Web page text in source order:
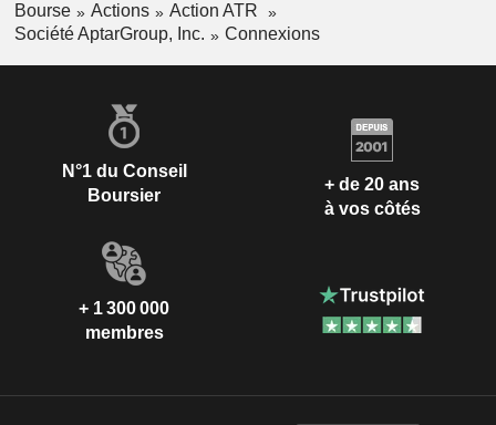
Bourse Actions
Action ATR
Société AptarGroup, Inc.
Connexions
N°1 du Conseil
Boursier
+ de 20 ans
à vos côtés
+ 1 300 000
membres